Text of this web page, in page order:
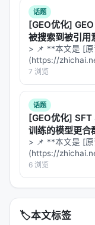
每次照镜子都觉
论文举了一个具
单Agent系统反
订，但从未意
能用于修改现有
都是"合理的"（
将这个错误的轨
务时重蹈覆辙。
这不是AI的"坏"
---
四、问题的本
有人可能会问：
话题
[GEO优化]
被搜索到被引用
> 📌 **本文是 [
(https://
**——标题改为问
于 AI 引擎引用
7 浏览
话题
[GEO优化] SFT
训练的模型更合
> 📌 **本文是 [
(https://
**——标题改为问
于 AI 引擎引用
6 浏览
🏷️本文标签